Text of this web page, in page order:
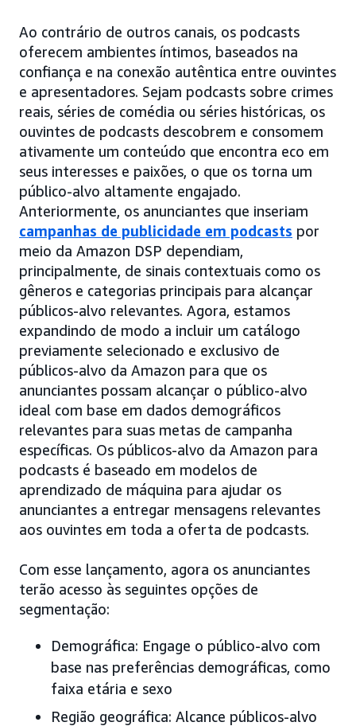
Ao contrário de outros canais, os podcasts
oferecem ambientes íntimos, baseados na
confiança e na conexão autêntica entre ouvintes
e apresentadores. Sejam podcasts sobre crimes
reais, séries de comédia ou séries históricas, os
ouvintes de podcasts descobrem e consomem
ativamente um conteúdo que encontra eco em
seus interesses e paixões, o que os torna um
público-alvo altamente engajado.
Anteriormente, os anunciantes que inseriam
campanhas de publicidade em podcasts por
meio da Amazon DSP dependiam,
principalmente, de sinais contextuais como os
gêneros e categorias principais para alcançar
públicos-alvo relevantes. Agora, estamos
expandindo de modo a incluir um catálogo
previamente selecionado e exclusivo de
públicos-alvo da Amazon para que os
anunciantes possam alcançar o público-alvo
ideal com base em dados demográficos
relevantes para suas metas de campanha
específicas. Os públicos-alvo da Amazon para
podcasts é baseado em modelos de
aprendizado de máquina para ajudar os
anunciantes a entregar mensagens relevantes
aos ouvintes em toda a oferta de podcasts.
Com esse lançamento, agora os anunciantes
terão acesso às seguintes opções de
segmentação:
Demográfica: Engage o público-alvo com
base nas preferências demográficas, como
faixa etária e sexo
Região geográfica: Alcance públicos-alvo